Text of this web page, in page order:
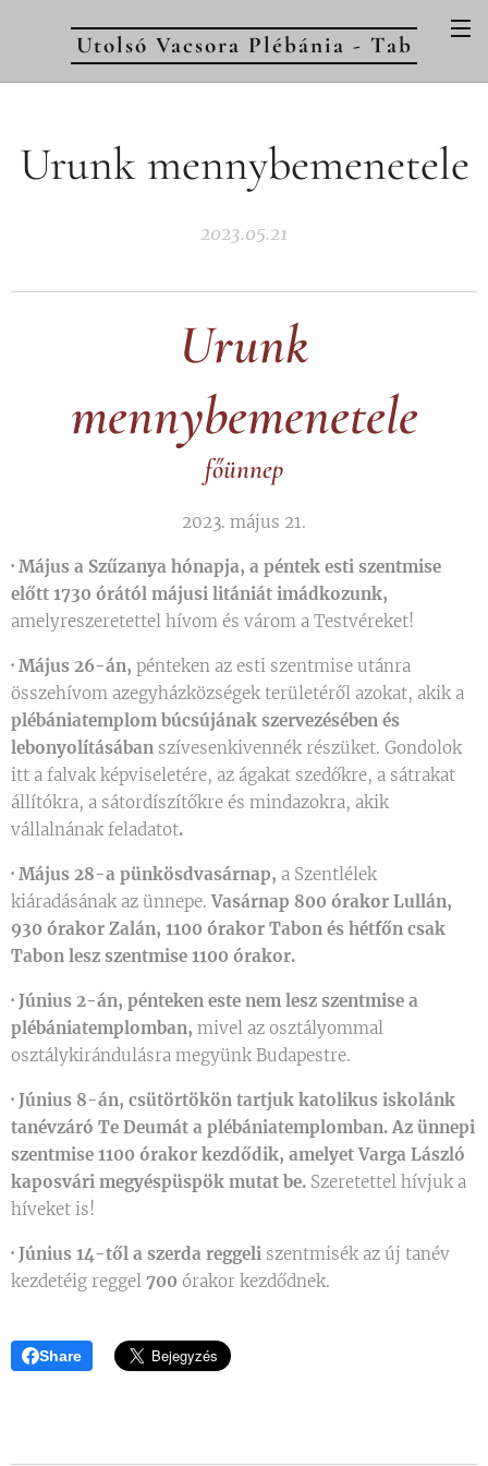
Utolsó Vacsora Plébánia - Tab
Urunk mennybemenetele
2023.05.21
Urunk
mennybemenetele
főünnep
2023. május 21.
· Május a Szűzanya hónapja, a péntek esti szentmise
előtt 1730 órától májusi litániát imádkozunk,
amelyreszeretettel hívom és várom a Testvéreket!
· Május 26-án, pénteken az esti szentmise utánra
összehívom azegyházközségek területéről azokat, akik a
plébániatemplom búcsújának szervezésében és
lebonyolításában szívesenkivennék részüket. Gondolok
itt a falvak képviseletére, az ágakat szedőkre, a sátrakat
állítókra, a sátordíszítőkre és mindazokra, akik
vállalnának feladatot.
· Május 28-a pünkösdvasárnap, a Szentlélek
kiáradásának az ünnepe.Vasárnap 800 órakor Lullán,
930 órakor Zalán, 1100 órakor Tabon és hétfőn csak
Tabon lesz szentmise 1100 órakor.
· Június 2-án, pénteken este nem lesz szentmise a
plébániatemplomban, mivel az osztályommal
osztálykirándulásra megyünk Budapestre.
· Június 8-án, csütörtökön tartjuk katolikus iskolánk
tanévzáró Te Deumát a plébániatemplomban. Az ünnepi
szentmise 1100 órakor kezdődik, amelyet Varga László
kaposvári megyéspüspök mutat be. Szeretettel hívjuk a
híveket is!
· Június 14-től a szerda reggeli szentmisék az új tanév
kezdetéig reggel 700 órakor kezdődnek.
Share